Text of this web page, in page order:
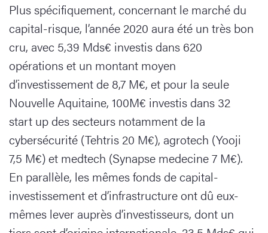
Plus spécifiquement, concernant le marché du
capital-risque, l’année 2020 aura été un très bon
cru, avec 5,39 Mds€ investis dans 620
opérations et un montant moyen
d’investissement de 8,7 M€, et pour la seule
Nouvelle Aquitaine, 100M€ investis dans 32
start up des secteurs notamment de la
cybersécurité (Tehtris 20 M€), agrotech (Yooji
7,5 M€) et medtech (Synapse medecine 7 M€).
En parallèle, les mêmes fonds de capital-
investissement et d’infrastructure ont dû eux-
mêmes lever auprès d’investisseurs, dont un